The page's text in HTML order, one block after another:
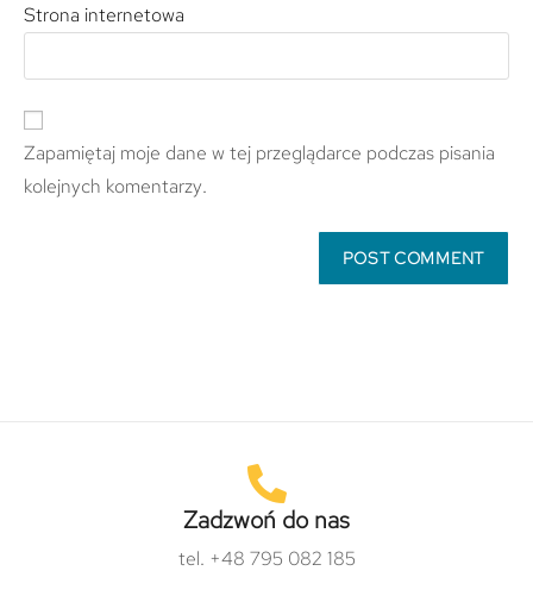
Strona internetowa
Zapamiętaj moje dane w tej przeglądarce podczas pisania
kolejnych komentarzy.
Zadzwoń do nas
tel. +48 795 082 185